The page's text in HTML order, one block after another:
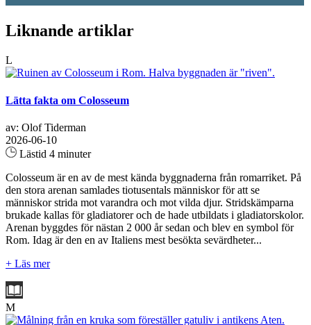
Liknande artiklar
L
Lätta fakta om Colosseum
av: Olof Tiderman
2026-06-10
Lästid 4 minuter
Colosseum är en av de mest kända byggnaderna från romarriket. På
den stora arenan samlades tiotusentals människor för att se
människor strida mot varandra och mot vilda djur. Stridskämparna
brukade kallas för gladiatorer och de hade utbildats i gladiatorskolor.
Arenan byggdes för nästan 2 000 år sedan och blev en symbol för
Rom. Idag är den en av Italiens mest besökta sevärdheter...
+ Läs mer
M